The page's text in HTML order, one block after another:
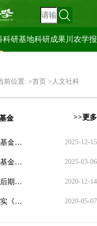
处
科研基地科研成果川农学报
前位置: >首页 > 人文社科
金 >>更多
2025-12-15
国家社会科学基金免于鉴定提交资料
2025-03-06
国家社会科学基金项目资金管理办法（2021年）
2020-12-14
国家社科基金后期资助项目鉴定结项工作细则（试行）及流程图
2020-05-07
艺术学项目落实《关于进一步完善国家社会科学基金项目管理的有关规定》相关工作流程